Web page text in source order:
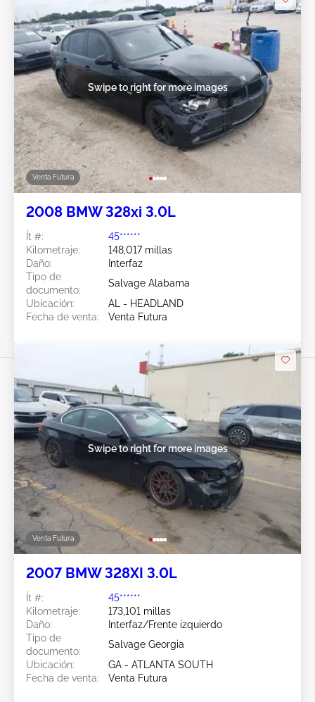
Venta Futura
Swipe to right for more images
2008 BMW 328xi 3.0L
Ít #:
45******
Kilometraje:
148,017 millas
Daño:
Interfaz
Tipo de
documento:
Salvage Alabama
Ubicación:
AL - HEADLAND
Fecha de venta:
Venta Futura
Venta Futura
Swipe to right for more images
2007 BMW 328XI 3.0L
Ít #:
45******
Kilometraje:
173,101 millas
Daño:
Interfaz/Frente izquierdo
Tipo de
documento:
Salvage Georgia
Ubicación:
GA - ATLANTA SOUTH
Fecha de venta:
Venta Futura